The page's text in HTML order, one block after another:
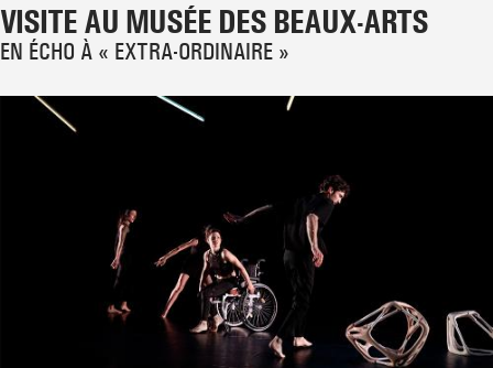
VISITE AU MUSÉE DES BEAUX-ARTS
EN ÉCHO À « EXTRA-ORDINAIRE »